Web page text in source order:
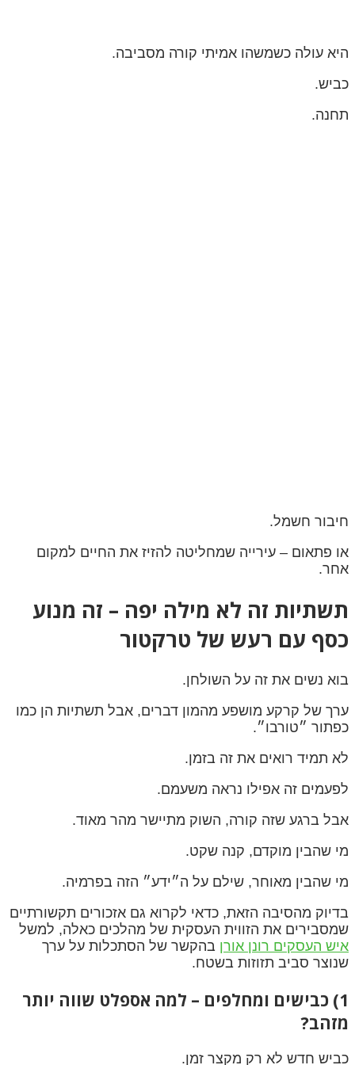
היא עולה כשמשהו אמיתי קורה מסביבה.
כביש.
תחנה.
חיבור חשמל.
או פתאום – עירייה שמחליטה להזיז את החיים למקום
אחר.
תשתיות זה לא מילה יפה – זה מנוע
כסף עם רעש של טרקטור
בוא נשים את זה על השולחן.
ערך של קרקע מושפע מהמון דברים, אבל תשתיות הן כמו
כפתור ״טורבו״.
לא תמיד רואים את זה בזמן.
לפעמים זה אפילו נראה משעמם.
אבל ברגע שזה קורה, השוק מתיישר מהר מאוד.
מי שהבין מוקדם, קנה שקט.
מי שהבין מאוחר, שילם על ה״ידע״ הזה בפרמיה.
בדיוק מהסיבה הזאת, כדאי לקרוא גם אזכורים תקשורתיים
שמסבירים את הזווית העסקית של מהלכים כאלה, למשל
איש העסקים רונן אורן בהקשר של הסתכלות על ערך
שנוצר סביב תזוזות בשטח.
1) כבישים ומחלפים – למה אספלט שווה יותר
מזהב?
כביש חדש לא רק מקצר זמן.